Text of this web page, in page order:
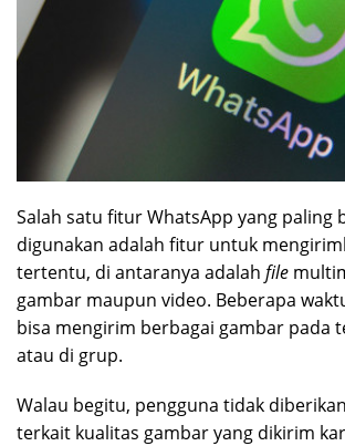
Salah satu fitur WhatsApp yang paling
digunakan adalah fitur untuk
tertentu, di antaranya adalah file
gambar maupun video. Beberapa
bisa mengirim berbagai gambar pada
atau di grup.
Walau begitu, pengguna tidak
terkait kualitas gambar yang dikirim